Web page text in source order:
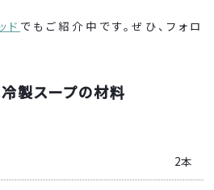
ド でもご紹介中です。ぜひ、フォロ
製スープの材料
2本